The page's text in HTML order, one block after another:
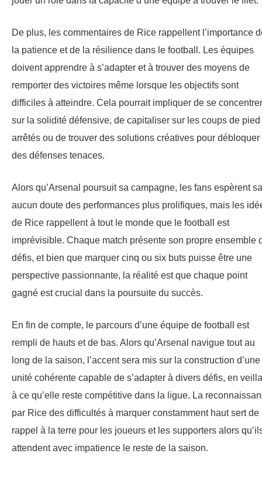
De plus, les commentaires de Rice rappellent l’importance
la patience et de la résilience dans le football. Les équipes
doivent apprendre à s’adapter et à trouver des moyens de
remporter des victoires même lorsque les objectifs sont
difficiles à atteindre. Cela pourrait impliquer de se concentrer
sur la solidité défensive, de capitaliser sur les coups de pied
arrêtés ou de trouver des solutions créatives pour débloquer
des défenses tenaces.
Alors qu’Arsenal poursuit sa campagne, les fans espèrent
aucun doute des performances plus prolifiques, mais les
de Rice rappellent à tout le monde que le football est
imprévisible. Chaque match présente son propre ensemble
défis, et bien que marquer cinq ou six buts puisse être une
perspective passionnante, la réalité est que chaque point
gagné est crucial dans la poursuite du succès.
En fin de compte, le parcours d’une équipe de football est
rempli de hauts et de bas. Alors qu’Arsenal navigue tout au
long de la saison, l’accent sera mis sur la construction d’une
unité cohérente capable de s’adapter à divers défis, en
à ce qu’elle reste compétitive dans la ligue. La
par Rice des difficultés à marquer constamment haut sert de
rappel à la terre pour les joueurs et les supporters alors
attendent avec impatience le reste de la saison.